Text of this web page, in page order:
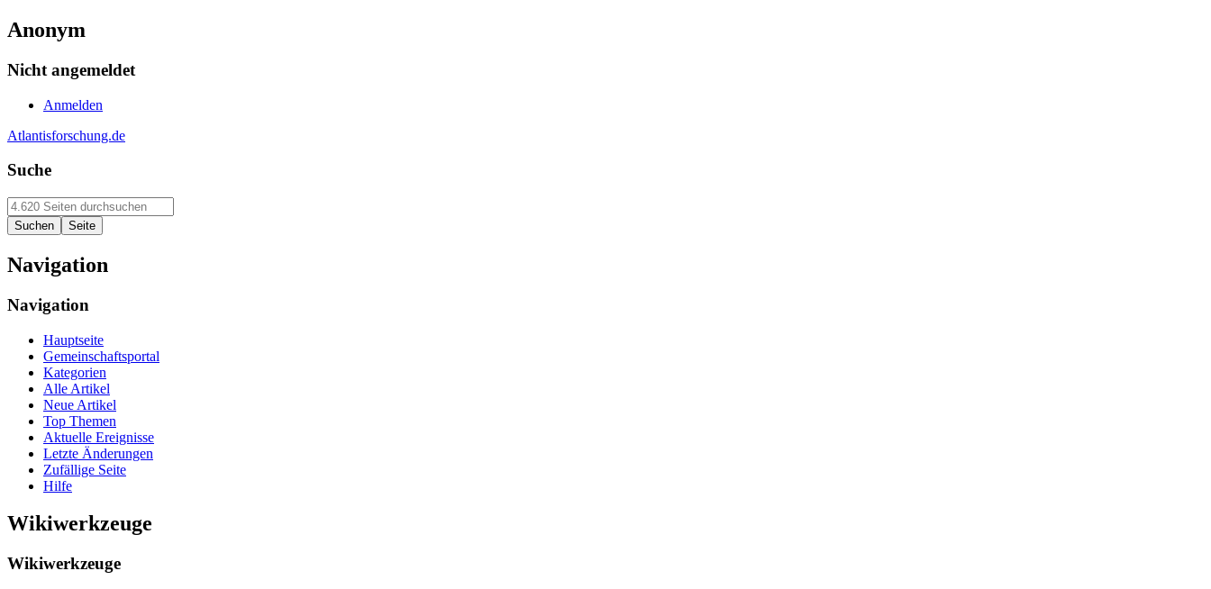
Anonym
Nicht angemeldet
Anmelden
Atlantisforschung.de
Suche
Navigation
Navigation
Hauptseite
Gemeinschaftsportal
Kategorien
Alle Artikel
Neue Artikel
Top Themen
Aktuelle Ereignisse
Letzte Änderungen
Zufällige Seite
Hilfe
Wikiwerkzeuge
Wikiwerkzeuge